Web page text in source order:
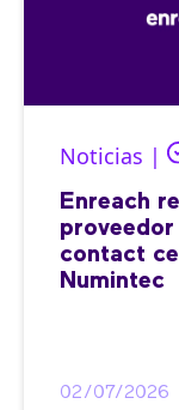
Noticias |
Enreach
contact
Numintec
02/07/2026